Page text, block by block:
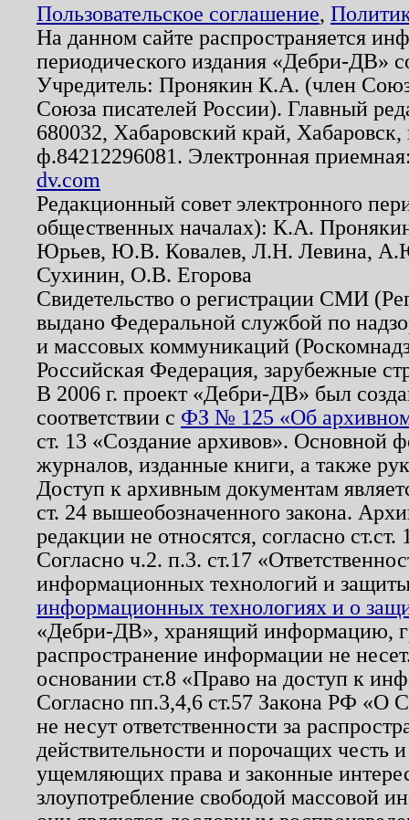
Пользовательское соглашение,
На данном сайте распространяется
периодического издания «Дебри-ДВ»
Учредитель: Пронякин К.А. (член
Союза писателей России). Главный
680032, Хабаровский край,
ф.84212296081. Электронная
dv.com
Редакционный совет электронного
общественных началах): К.А.
Юрьев, Ю.В. Ковалев, Л.Н. Левина,
Сухинин, О.В. Егорова
Свидетельство о регистрации СМИ
выдано Федеральной службой по
и массовых коммуникаций
Российская Федерация, зарубежные
В 2006 г. проект «Дебри-ДВ» был
соответствии с ФЗ № 125 «Об
ст. 13 «Создание архивов». Основной
журналов, изданные книги, а также
Доступ к архивным документам
ст. 24 вышеобозначенного закона.
редакции не относятся, согласно
Согласно ч.2. п.3. ст.17
информационных технологий и
информационных технологиях и о
«Дебри-ДВ», хранящий информацию,
распространение информации не
основании ст.8 «Право на доступ к
Согласно пп.3,4,6 ст.57 Закона РФ «О
не несут ответственности за
действительности и порочащих честь
ущемляющих права и законные
злоупотребление свободой массовой